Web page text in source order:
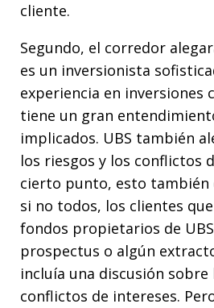
cliente.
Segundo, el corredor
es un inversionista
experiencia en inversiones
tiene un gran
implicados. UBS también
los riesgos y los conflictos
cierto punto, esto también
si no todos, los clientes
fondos propietarios de
prospectus o algún
incluía una discusión sobre
conflictos de intereses.